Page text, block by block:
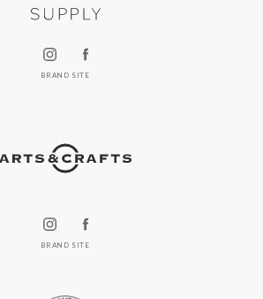
BRAND SITE
BRAND SITE